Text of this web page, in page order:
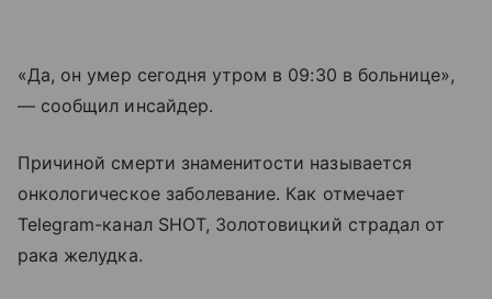
«Да, он умер сегодня утром в 09:30 в больнице»,
— сообщил инсайдер.
Причиной смерти знаменитости называется
онкологическое заболевание. Как отмечает
Telegram-канал SHOT, Золотовицкий страдал от
рака желудка.